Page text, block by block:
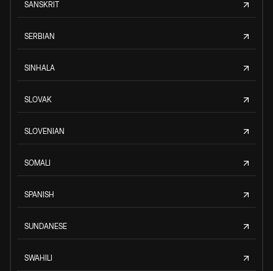
SANSKRIT
SERBIAN
SINHALA
SLOVAK
SLOVENIAN
SOMALI
SPANISH
SUNDANESE
SWAHILI